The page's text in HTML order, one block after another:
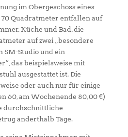
im Obergeschoss eines
Quadratmeter entfallen auf
Küche und Bad, die
auf zwei „besondere
SM-Studio und ein
das beispielsweise mit
ausgestattet ist. Die
oder auch nur für einige
60, am Wochenende 80,00 €)
durchschnittliche
anderthalb Tage.